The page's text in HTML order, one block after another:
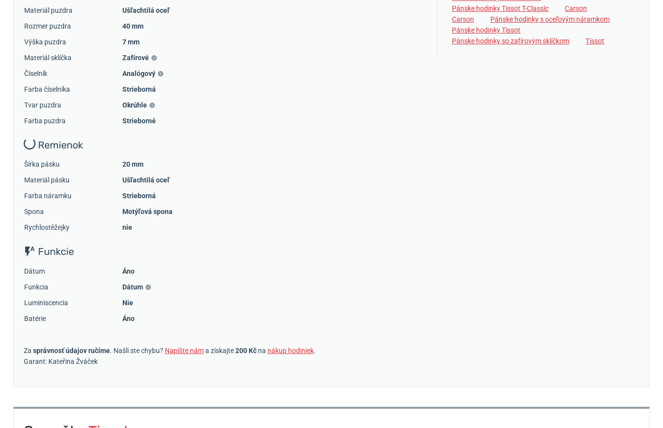
Materiál puzdra
Ušľachtilá oceľ
Rozmer puzdra
40 mm
Výška puzdra
7 mm
Materiál sklíčka
Zafírové
Číselník
Analógový
Farba číselníka
Strieborná
Tvar puzdra
Okrúhle
Farba puzdra
Strieborné
Remienok
Šírka pásku
20 mm
Materiál pásku
Ušľachtilá oceľ
Farba náramku
Strieborná
Spona
Motýľová spona
Rychlostěžejky
nie
Funkcie
Dátum
Áno
Funkcia
Dátum
Luminiscencia
Nie
Batérie
Áno
Za správnosť údajov ručíme. Našli ste chybu? Napíšte náma získajte200 Kč na nákup hodiniek.
Garant: Kateřina Žváček
Pánske hodinky Tissot T-Classic
Carson
Carson
Pánske hodinky s oceľovým náramkom
Pánske hodinky Tissot
Pánske hodinky so zafírovým sklíčkom
Tissot